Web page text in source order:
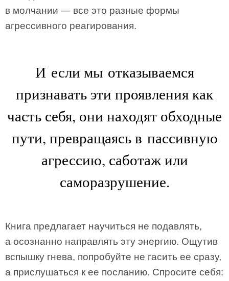
в молчании — все это разные формы
агрессивного реагирования.
И если мы отказываемся
признавать эти проявления как
часть себя, они находят обходные
пути, превращаясь в пассивную
агрессию, саботаж или
саморазрушение.
Книга предлагает научиться не подавлять,
а осознанно направлять эту энергию. Ощутив
вспышку гнева, попробуйте не гасить ее сразу,
а прислушаться к ее посланию. Спросите себя: